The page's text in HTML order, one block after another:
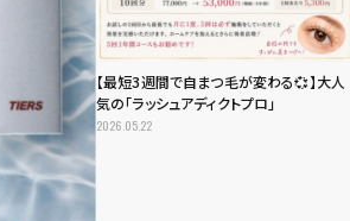
【最短3週間で自まつ毛が変わる💞】大人
気の「ラッシュアディクトプロ」
2026.05.22